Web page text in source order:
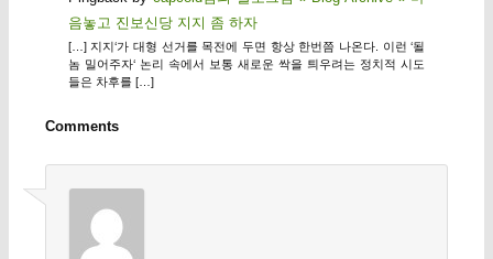
음놓고 진보신당 지지 좀 하자
[…] 지지‘가 대형 선거를 목전에 두면 항상 한번쯤 나온다. 이런 ‘될
놈 밀어주자‘ 논리 속에서 보통 새로운 싹을 틔우려는 정치적 시도
들은 차후를 […]
Comments